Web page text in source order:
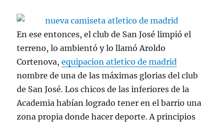
En ese entonces, el club de San José limpió el
terreno, lo ambientó y lo llamó Aroldo
Cortenova,equipacion atletico de madrid
nombre de una de las máximas glorias del club
de San José. Los chicos de las inferiores de la
Academia habían logrado tener en el barrio una
zona propia donde hacer deporte. A principios